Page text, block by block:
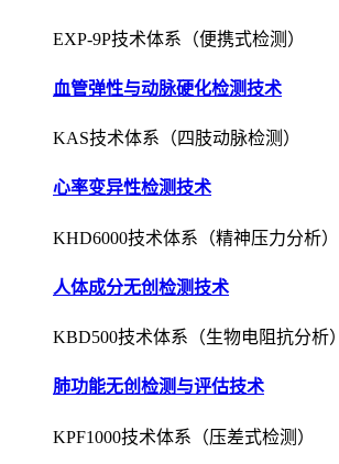
EXP-9P技术体系（便携式检测）
血管弹性与动脉硬化检测技术
KAS技术体系（四肢动脉检测）
心率变异性检测技术
KHD6000技术体系（精神压力分析）
人体成分无创检测技术
KBD500技术体系（生物电阻抗分析）
肺功能无创检测与评估技术
KPF1000技术体系（压差式检测）